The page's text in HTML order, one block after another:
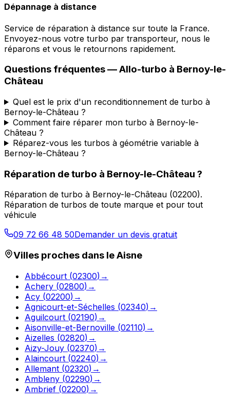
Dépannage à distance
Service de réparation à distance sur toute la France.
Envoyez-nous votre turbo par transporteur, nous le
réparons et vous le retournons rapidement.
Questions fréquentes —Allo-turbo à Bernoy-le-
Château
Quel est le prix d'un reconditionnement de turbo à
Bernoy-le-Château ?
Comment faire réparer mon turbo à Bernoy-le-
Château ?
Réparez-vous les turbos à géométrie variable à
Bernoy-le-Château ?
Réparation de turbo à Bernoy-le-Château ?
Réparation de turbo à Bernoy-le-Château (02200).
Réparation de turbos de toute marque et pour tout
véhicule
09 72 66 48 50Demander un devis gratuit
Villes proches dans leAisne
Abbécourt (02300) →
Achery (02800) →
Acy (02200) →
Agnicourt-et-Séchelles (02340) →
Aguilcourt (02190) →
Aisonville-et-Bernoville (02110) →
Aizelles (02820) →
Aizy-Jouy (02370) →
Alaincourt (02240) →
Allemant (02320) →
Ambleny (02290) →
Ambrief (02200) →